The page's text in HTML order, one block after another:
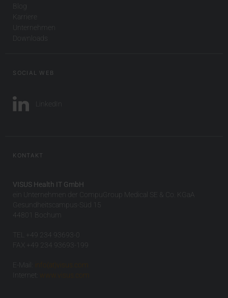
Blog
Karriere
Unternehmen
Downloads
SOCIAL WEB
LinkedIn
KONTAKT
VISUS Health IT GmbH
ein Unternehmen der CompuGroup Medical SE & Co. KGaA
Gesundheitscampus-Süd 15
44801 Bochum
TEL +49 234 93693-0
FAX +49 234 93693-199
E-Mail:
info(at)visus.com
Internet:
www.visus.com